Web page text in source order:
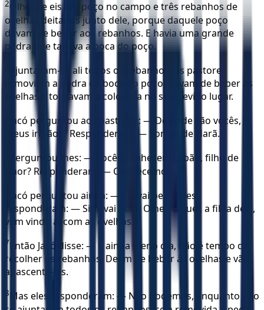
2Olhou, e eis um poço no campo e três rebanhos de
ovelhas deitados junto dele, porque daquele poço
davam de beber aos rebanhos. E havia uma grande
pedra que tapava a boca do poço.
Ajuntavam-se ali todos os rebanhos, os pastores
removiam a pedra da boca do poço, davam de beber às
ovelhas e tornavam a colocá-la no seu devido lugar.
Jacó perguntou aos pastores: — De onde são vocês,
meus irmãos? Responderam: — Somos de Harã.
Perguntou-lhes: — Vocês conhecem Labão, filho de
Naor? Responderam: — Conhecemos.
Jacó perguntou ainda: — Ele vai bem? Eles
responderam: — Sim, vai bem. Olhe! Raquel, a filha dele,
vem vindo aí com as ovelhas.
7 Então Jacó disse: — É ainda pleno dia, não é tempo de
recolher os rebanhos. Deem de beber às ovelhas e vão
apascentá-las.
8
Mas eles responderam: — Não podemos, enquanto não